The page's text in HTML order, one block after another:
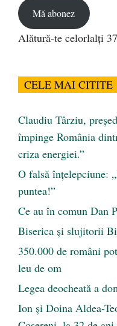
Mă abonez
Alătură-te celorlalți
CELE MAI CITITE
Claudiu Târziu,
împinge România
criza energiei.”
O falsă înțelepciune:
puntea!”
Ce au în comun Dan
Biserica și slujitorii
350.000 de români
leu de om
Legea deocheată a
Ion și Doina Aldea-